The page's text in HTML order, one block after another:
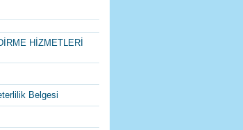
HİZMETLERİ
Belgesi